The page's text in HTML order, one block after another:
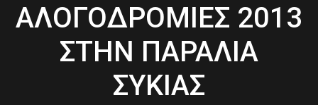
ΑΛΟΓΟΔΡΟΜΙΕΣ 2013
ΣΤΗΝ ΠΑΡΑΛΙΑ
ΣΥΚΙΑΣ